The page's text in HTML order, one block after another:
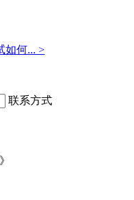
如何... >
联系方式